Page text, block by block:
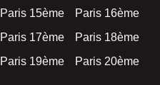
Paris 15ème
Paris 16ème
Paris 17ème
Paris 18ème
Paris 19ème
Paris 20ème